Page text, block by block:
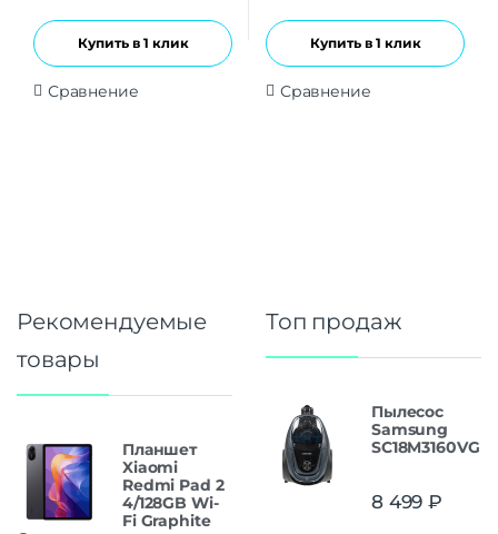
Купить в 1 клик
Сравнение
Купить в 1 клик
Сравнение
Рекомендуемые
товары
Планшет
Xiaomi
Redmi Pad 2
4/128GB Wi-
Fi Graphite
Топ продаж
Пылесос
Samsung
SC18M3160VG
8 499 ₽